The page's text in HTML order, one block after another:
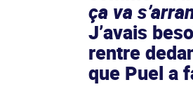
ça va
J’avais
rentre
que Puel a